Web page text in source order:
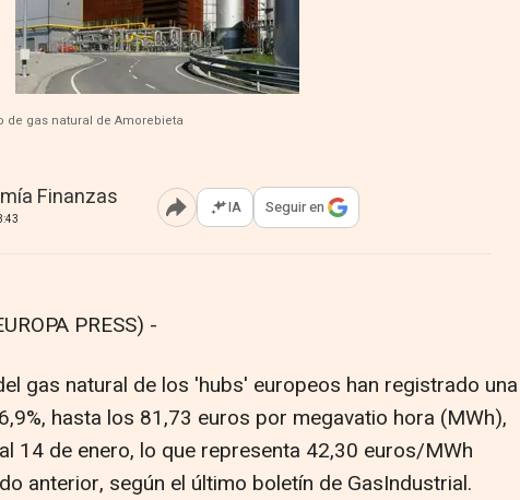
de gas natural de Amorebieta
Finanzas
Abrir opciones para compartir
IA Seguir en
PRESS) -
gas natural de los 'hubs' europeos han registrado una
hasta los 81,73 euros por megavatio hora (MWh),
14 de enero, lo que representa 42,30 euros/MWh
anterior, según el último boletín de GasIndustrial.